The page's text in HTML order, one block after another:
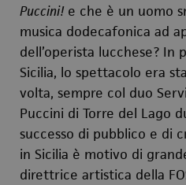
Puccini!e che è un uomo
musica dodecafonica ad
dell’operista lucchese? In
Sicilia, lo spettacolo era
volta, sempre col duo
Puccini di Torre del Lago
successo di pubblico e di
in Sicilia è motivo di
direttrice artistica della